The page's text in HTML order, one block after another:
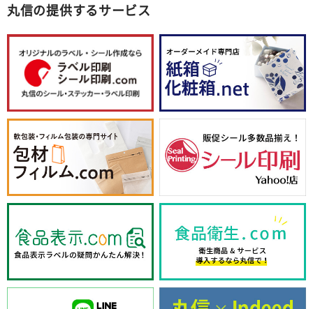
丸信の提供するサービス